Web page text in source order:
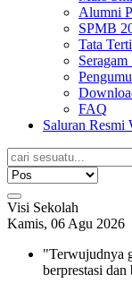
Alumni
SPMB
Tata
Seragam
FAQ
Saluran Resmi
Visi Sekolah
Kamis, 06 Agu 2026
"Terwujudnya
berprestasi